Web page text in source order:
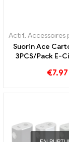
Actif, Accessoires pour
Suorin Ace
3PCS/Pack E-
€7.97